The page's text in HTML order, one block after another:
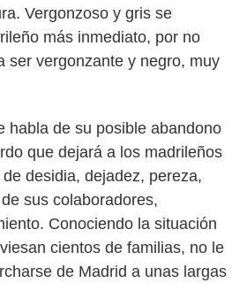
Vergonzoso y gris se
más inmediato, por no
ser vergonzante y negro, muy
habla de su posible abandono
que dejará a los madrileños
desidia, dejadez, pereza,
sus colaboradores,
Conociendo la situación
cientos de familias, no le
de Madrid a unas largas